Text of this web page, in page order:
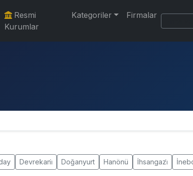
Resmi
Kurumlar
Kategoriler Firmalar
Devrekani̇ Doğanyurt Hanönü İhsangazi̇